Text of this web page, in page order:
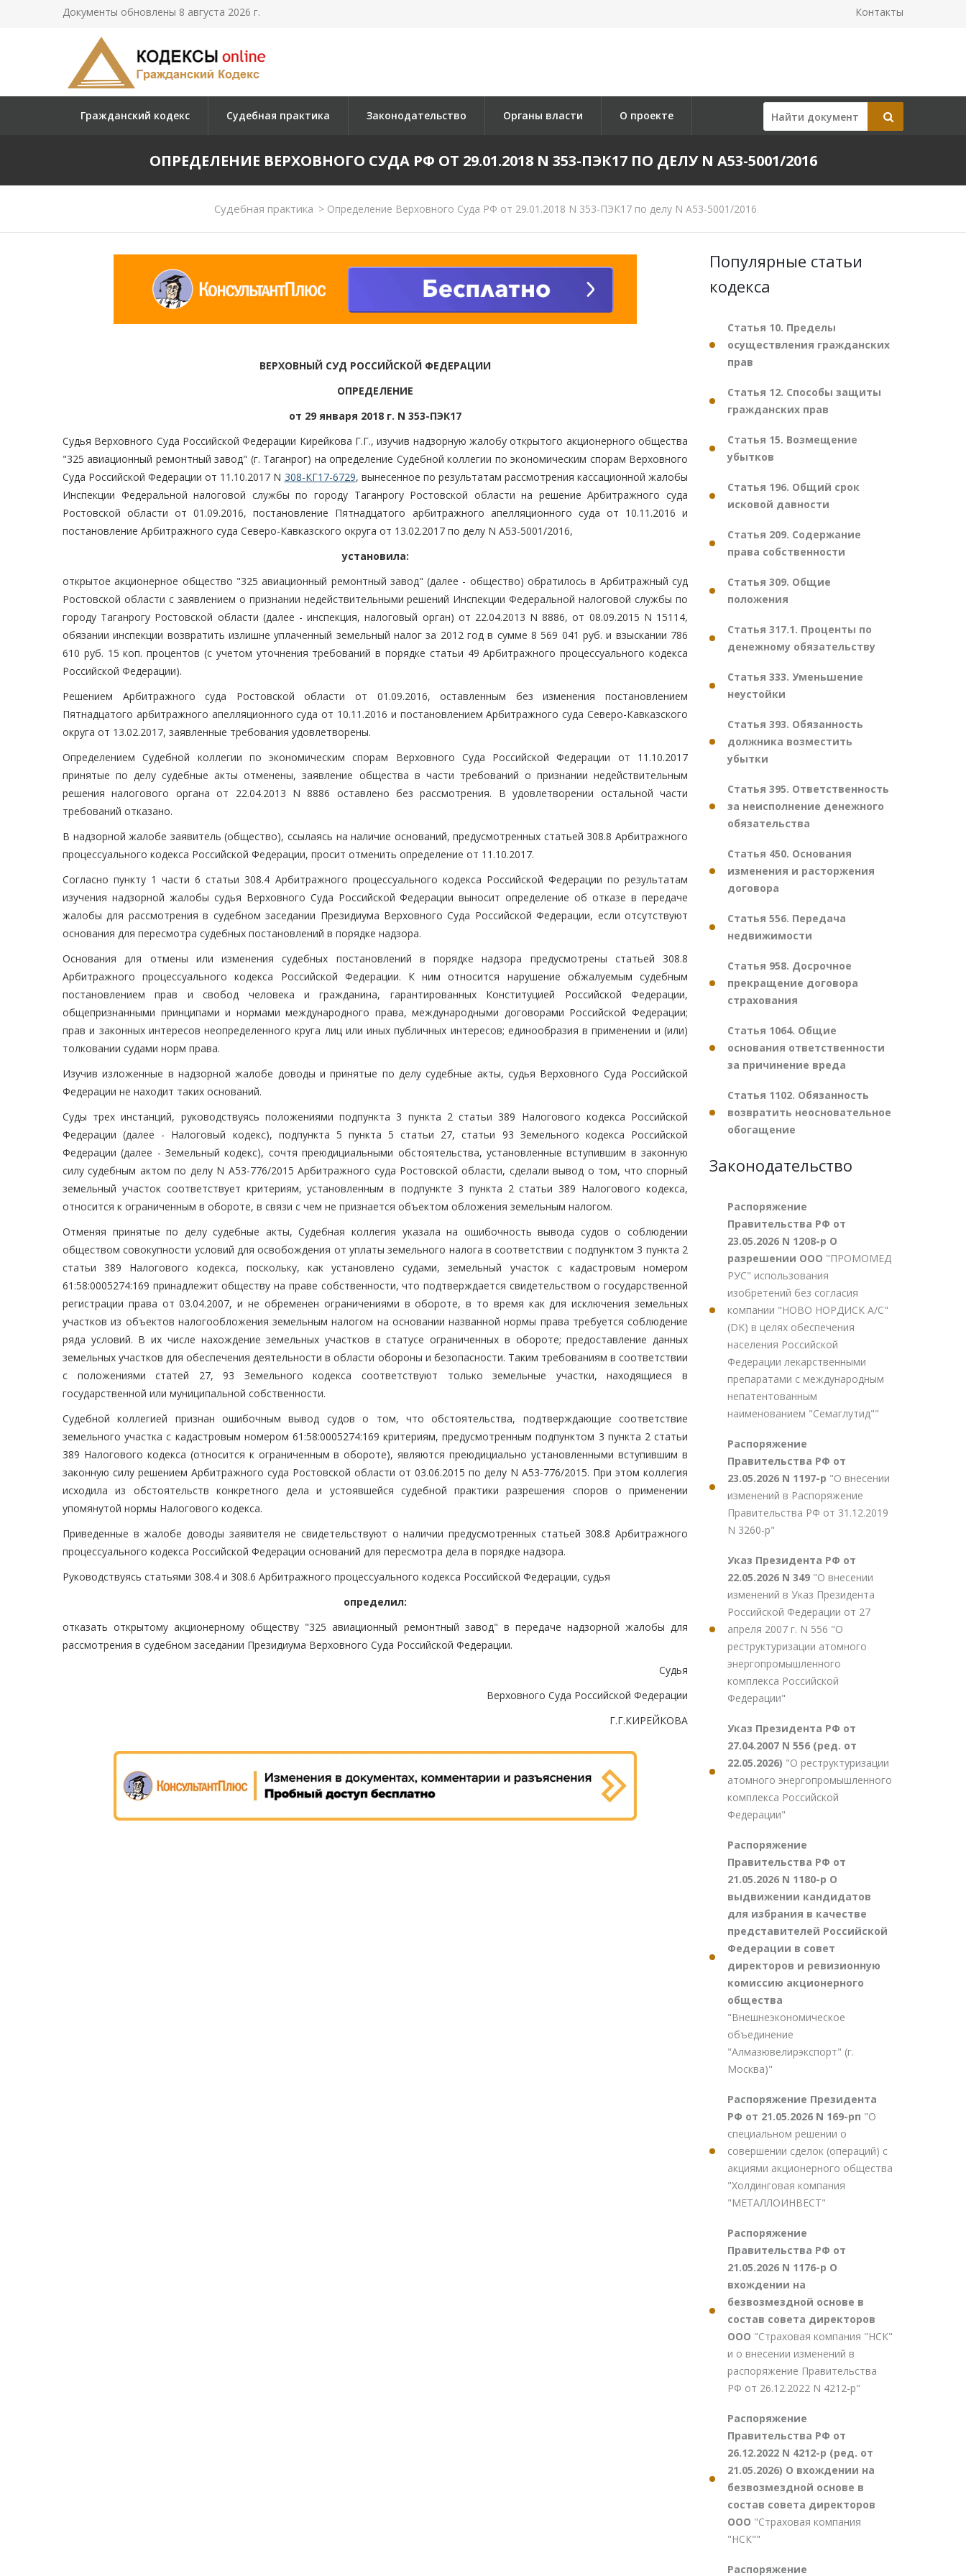
Документы обновлены 8 августа 2026 г. Контакты
Гражданский кодекс Судебная практика Законодательство Органы власти О проекте
ОПРЕДЕЛЕНИЕ ВЕРХОВНОГО СУДА РФ ОТ 29.01.2018 N 353-ПЭК17 ПО ДЕЛУ N А53-5001/2016
Судебная практика > Определение Верховного Суда РФ от 29.01.2018 N 353-ПЭК17 по делу N А53-5001/2016
ВЕРХОВНЫЙ СУД РОССИЙСКОЙ ФЕДЕРАЦИИ
ОПРЕДЕЛЕНИЕ
от 29 января 2018 г. N 353-ПЭК17
Судья Верховного Суда Российской Федерации Кирейкова Г.Г., изучив надзорную жалобу открытого акционерного общества
"325 авиационный ремонтный завод" (г. Таганрог) на определение Судебной коллегии по экономическим спорам Верховного
Суда Российской Федерации от 11.10.2017 N 308-КГ17-6729, вынесенное по результатам рассмотрения кассационной жалобы
Инспекции Федеральной налоговой службы по городу Таганрогу Ростовской области на решение Арбитражного суда
Ростовской области от 01.09.2016, постановление Пятнадцатого арбитражного апелляционного суда от 10.11.2016 и
постановление Арбитражного суда Северо-Кавказского округа от 13.02.2017 по делу N А53-5001/2016,
установила:
открытое акционерное общество "325 авиационный ремонтный завод" (далее - общество) обратилось в Арбитражный суд
Ростовской области с заявлением о признании недействительными решений Инспекции Федеральной налоговой службы по
городу Таганрогу Ростовской области (далее - инспекция, налоговый орган) от 22.04.2013 N 8886, от 08.09.2015 N 15114,
обязании инспекции возвратить излишне уплаченный земельный налог за 2012 год в сумме 8 569 041 руб. и взыскании 786
610 руб. 15 коп. процентов (с учетом уточнения требований в порядке статьи 49 Арбитражного процессуального кодекса
Российской Федерации).
Решением Арбитражного суда Ростовской области от 01.09.2016, оставленным без изменения постановлением
Пятнадцатого арбитражного апелляционного суда от 10.11.2016 и постановлением Арбитражного суда Северо-Кавказского
округа от 13.02.2017, заявленные требования удовлетворены.
Определением Судебной коллегии по экономическим спорам Верховного Суда Российской Федерации от 11.10.2017
принятые по делу судебные акты отменены, заявление общества в части требований о признании недействительным
решения налогового органа от 22.04.2013 N 8886 оставлено без рассмотрения. В удовлетворении остальной части
требований отказано.
В надзорной жалобе заявитель (общество), ссылаясь на наличие оснований, предусмотренных статьей 308.8 Арбитражного
процессуального кодекса Российской Федерации, просит отменить определение от 11.10.2017.
Согласно пункту 1 части 6 статьи 308.4 Арбитражного процессуального кодекса Российской Федерации по результатам
изучения надзорной жалобы судья Верховного Суда Российской Федерации выносит определение об отказе в передаче
жалобы для рассмотрения в судебном заседании Президиума Верховного Суда Российской Федерации, если отсутствуют
основания для пересмотра судебных постановлений в порядке надзора.
Основания для отмены или изменения судебных постановлений в порядке надзора предусмотрены статьей 308.8
Арбитражного процессуального кодекса Российской Федерации. К ним относится нарушение обжалуемым судебным
постановлением прав и свобод человека и гражданина, гарантированных Конституцией Российской Федерации,
общепризнанными принципами и нормами международного права, международными договорами Российской Федерации;
прав и законных интересов неопределенного круга лиц или иных публичных интересов; единообразия в применении и (или)
толковании судами норм права.
Изучив изложенные в надзорной жалобе доводы и принятые по делу судебные акты, судья Верховного Суда Российской
Федерации не находит таких оснований.
Суды трех инстанций, руководствуясь положениями подпункта 3 пункта 2 статьи 389 Налогового кодекса Российской
Федерации (далее - Налоговый кодекс), подпункта 5 пункта 5 статьи 27, статьи 93 Земельного кодекса Российской
Федерации (далее - Земельный кодекс), сочтя преюдициальными обстоятельства, установленные вступившим в законную
силу судебным актом по делу N А53-776/2015 Арбитражного суда Ростовской области, сделали вывод о том, что спорный
земельный участок соответствует критериям, установленным в подпункте 3 пункта 2 статьи 389 Налогового кодекса,
относится к ограниченным в обороте, в связи с чем не признается объектом обложения земельным налогом.
Отменяя принятые по делу судебные акты, Судебная коллегия указала на ошибочность вывода судов о соблюдении
обществом совокупности условий для освобождения от уплаты земельного налога в соответствии с подпунктом 3 пункта 2
статьи 389 Налогового кодекса, поскольку, как установлено судами, земельный участок с кадастровым номером
61:58:0005274:169 принадлежит обществу на праве собственности, что подтверждается свидетельством о государственной
регистрации права от 03.04.2007, и не обременен ограничениями в обороте, в то время как для исключения земельных
участков из объектов налогообложения земельным налогом на основании названной нормы права требуется соблюдение
ряда условий. В их числе нахождение земельных участков в статусе ограниченных в обороте; предоставление данных
земельных участков для обеспечения деятельности в области обороны и безопасности. Таким требованиям в соответствии
с положениями статей 27, 93 Земельного кодекса соответствуют только земельные участки, находящиеся в
государственной или муниципальной собственности.
Судебной коллегией признан ошибочным вывод судов о том, что обстоятельства, подтверждающие соответствие
земельного участка с кадастровым номером 61:58:0005274:169 критериям, предусмотренным подпунктом 3 пункта 2 статьи
389 Налогового кодекса (относится к ограниченным в обороте), являются преюдициально установленными вступившим в
законную силу решением Арбитражного суда Ростовской области от 03.06.2015 по делу N А53-776/2015. При этом коллегия
исходила из обстоятельств конкретного дела и устоявшейся судебной практики разрешения споров о применении
упомянутой нормы Налогового кодекса.
Приведенные в жалобе доводы заявителя не свидетельствуют о наличии предусмотренных статьей 308.8 Арбитражного
процессуального кодекса Российской Федерации оснований для пересмотра дела в порядке надзора.
Руководствуясь статьями 308.4 и 308.6 Арбитражного процессуального кодекса Российской Федерации, судья
определил:
отказать открытому акционерному обществу "325 авиационный ремонтный завод" в передаче надзорной жалобы для
рассмотрения в судебном заседании Президиума Верховного Суда Российской Федерации.
Судья
Верховного Суда Российской Федерации
Г.Г.КИРЕЙКОВА
Популярные статьи
кодекса
Статья 10. Пределы
осуществления гражданских
прав
Статья 12. Способы защиты
гражданских прав
Статья 15. Возмещение
убытков
Статья 196. Общий срок
исковой давности
Статья 209. Содержание
права собственности
Статья 309. Общие
положения
Статья 317.1. Проценты по
денежному обязательству
Статья 333. Уменьшение
неустойки
Статья 393. Обязанность
должника возместить
убытки
Статья 395. Ответственность
за неисполнение денежного
обязательства
Статья 450. Основания
изменения и расторжения
договора
Статья 556. Передача
недвижимости
Статья 958. Досрочное
прекращение договора
страхования
Статья 1064. Общие
основания ответственности
за причинение вреда
Статья 1102. Обязанность
возвратить неосновательное
обогащение
Законодательство
Распоряжение
Правительства РФ от
23.05.2026 N 1208-р О
разрешении ООО "ПРОМОМЕД
РУС" использования
изобретений без согласия
компании "НОВО НОРДИСК А/С"
(DK) в целях обеспечения
населения Российской
Федерации лекарственными
препаратами с международным
непатентованным
наименованием "Семаглутид""
Распоряжение
Правительства РФ от
23.05.2026 N 1197-р "О внесении
изменений в Распоряжение
Правительства РФ от 31.12.2019
N 3260-р"
Указ Президента РФ от
22.05.2026 N 349 "О внесении
изменений в Указ Президента
Российской Федерации от 27
апреля 2007 г. N 556 "О
реструктуризации атомного
энергопромышленного
комплекса Российской
Федерации"
Указ Президента РФ от
27.04.2007 N 556 (ред. от
22.05.2026) "О реструктуризации
атомного энергопромышленного
комплекса Российской
Федерации"
Распоряжение
Правительства РФ от
21.05.2026 N 1180-р О
выдвижении кандидатов
для избрания в качестве
представителей Российской
Федерации в совет
директоров и ревизионную
комиссию акционерного
общества
"Внешнеэкономическое
объединение
"Алмазювелирэкспорт" (г.
Москва)"
Распоряжение Президента
РФ от 21.05.2026 N 169-рп "О
специальном решении о
совершении сделок (операций) с
акциями акционерного общества
"Холдинговая компания
"МЕТАЛЛОИНВЕСТ"
Распоряжение
Правительства РФ от
21.05.2026 N 1176-р О
вхождении на
безвозмездной основе в
состав совета директоров
ООО "Страховая компания "НСК"
и о внесении изменений в
распоряжение Правительства
РФ от 26.12.2022 N 4212-р"
Распоряжение
Правительства РФ от
26.12.2022 N 4212-р (ред. от
21.05.2026) О вхождении на
безвозмездной основе в
состав совета директоров
ООО "Страховая компания
"НСК""
Распоряжение